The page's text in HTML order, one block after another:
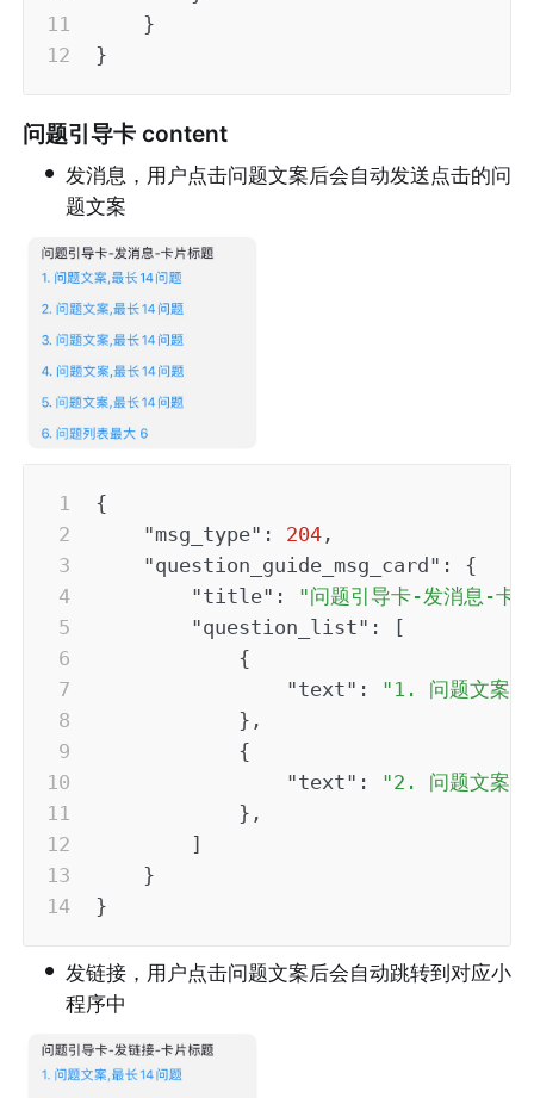
}
}
问题引导卡 content
• 发消息，用户点击问题文案后会自动发送点击的问
题文案
{
"msg_type" : 204 ,
"question_guide_msg_card" :
{
"title" :
"问题引导卡-发消息-卡
"question_list" :
[
{
"text" :
"1. 问题文案,
} ,
{
"text" :
"2. 问题文案,
} ,
]
}
}
• 发链接，用户点击问题文案后会自动跳转到对应小
程序中